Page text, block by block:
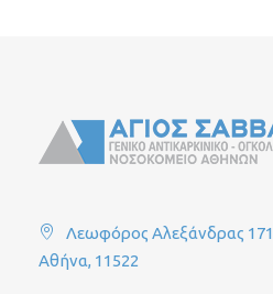
Λεωφόρος Αλεξάνδρας 171
Αθήνα, 11522